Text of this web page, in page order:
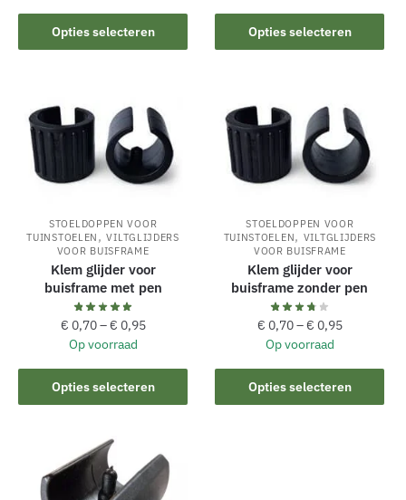
Opties selecteren
Dit
product
variaties.
Deze
optie
kan
worden
op
de
productpagina
Opties selecteren
Dit
product
variaties.
Deze
optie
kan
worden
op
de
productpagina
STOELDOPPEN VOOR
TUINSTOELEN ,VILTGLIJDERS
VOOR BUISFRAME
Klem glijder voor
buisframe met pen
€ 0,70–€ 0,95
Op voorraad
Opties selecteren
Dit
product
meerdere
variaties.
Deze
STOELDOPPEN VOOR
TUINSTOELEN, VILTGLIJDERS
VOOR BUISFRAME
Klem glijder voor
buisframe zonder pen
€ 0,70–€ 0,95
Op voorraad
Opties selecteren
Dit
product